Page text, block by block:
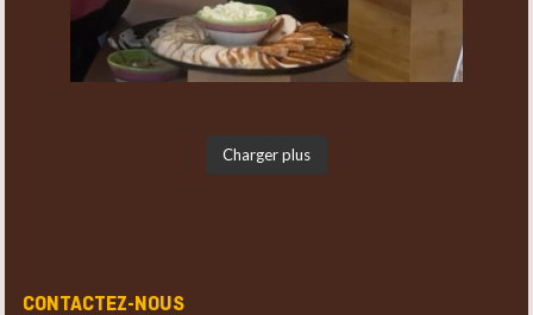
Charger plus
CONTACTEZ-NOUS